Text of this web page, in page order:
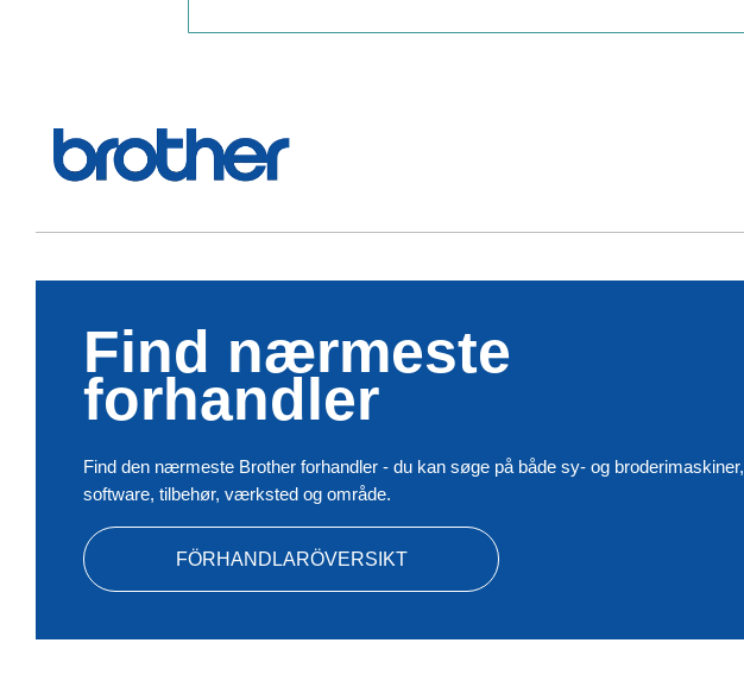
Find nærmeste
forhandler
Find den nærmeste Brother forhandler - du kan søge på både sy- og broderimaskiner,
software, tilbehør, værksted og område.
FÖRHANDLARÖVERSIKT